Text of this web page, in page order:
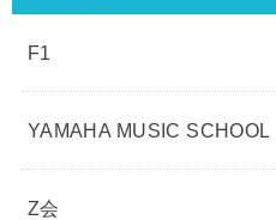
F1
YAMAHA MUSIC SCHOOL
Z会